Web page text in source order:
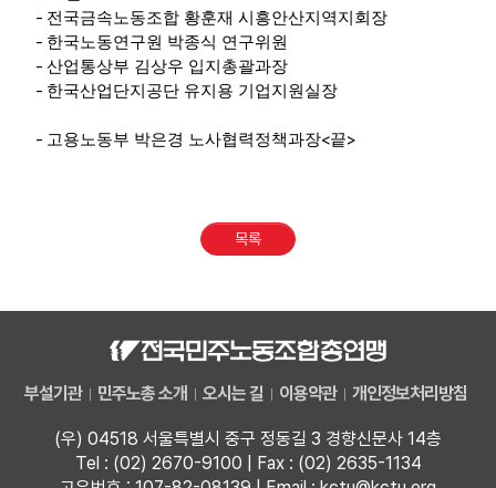
- 전국금속노동조합 황훈재 시흥안산지역지회장
- 한국노동연구원 박종식 연구위원
- 산업통상부 김상우 입지총괄과장
- 한국산업단지공단 유지용 기업지원실장
- 고용노동부 박은경 노사협력정책과장<끝>
목록
부설기관 민주노총 소개 오시는 길 이용약관 개인정보처리방침
(우) 04518 서울특별시 중구 정동길 3 경향신문사 14층
Tel : (02) 2670-9100 | Fax : (02) 2635-1134